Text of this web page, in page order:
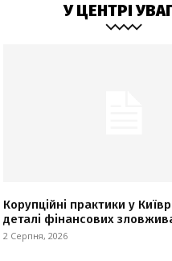
У ЦЕНТРІ
Корупційні практики у
деталі фінансових
2 Серпня, 2026